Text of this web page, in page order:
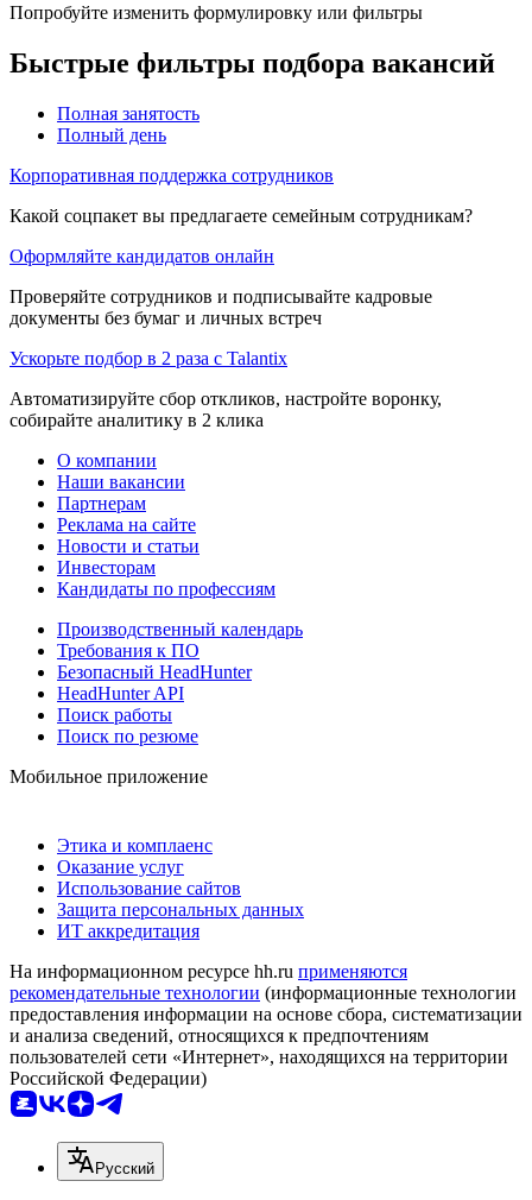
Попробуйте изменить формулировку или фильтры
Быстрые фильтры подбора вакансий
Полная занятость
Полный день
Корпоративная поддержка сотрудников
Какой соцпакет вы предлагаете семейным сотрудникам?
Оформляйте кандидатов онлайн
Проверяйте сотрудников и подписывайте кадровые
документы без бумаг и личных встреч
Ускорьте подбор в 2 раза с Talantix
Автоматизируйте сбор откликов, настройте воронку,
собирайте аналитику в 2 клика
О компании
Наши вакансии
Партнерам
Реклама на сайте
Новости и статьи
Инвесторам
Кандидаты по профессиям
Производственный календарь
Требования к ПО
Безопасный HeadHunter
HeadHunter API
Поиск работы
Поиск по резюме
Мобильное приложение
Этика и комплаенс
Оказание услуг
Использование сайтов
Защита персональных данных
ИТ аккредитация
На информационном ресурсе hh.ru применяются
рекомендательные технологии (информационные технологии
предоставления информации на основе сбора, систематизации
и анализа сведений, относящихся к предпочтениям
пользователей сети «Интернет», находящихся на территории
Российской Федерации)
Русский